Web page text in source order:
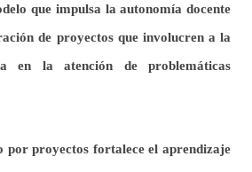
que impulsa la autonomía docente
de proyectos que involucren a la
en la atención de problemáticas
por proyectos fortalece el aprendizaje